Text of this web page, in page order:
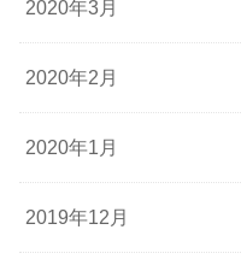
2020年3月
2020年2月
2020年1月
2019年12月